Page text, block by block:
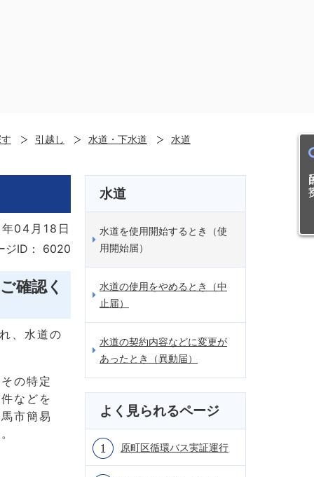
目
引越し 水道・下水道 水道
04月18日
ジID：
6020
確認く
、水道の
の特定
などを
市簡易
水道
水道を使用開始するとき（使
用開始届）
水道の使用をやめるとき（中
止届）
水道の契約内容などに変更が
あったとき（異動届）
よく見られるページ
原町区循環バス実証運行